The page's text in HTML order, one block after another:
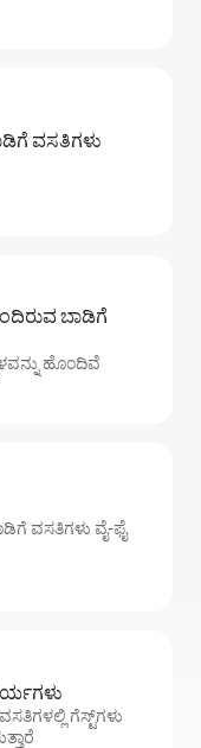
ವಸತಿಗಳು
ಬಾಡಿಗೆ
ಹೊಂದಿವೆ
ವಸತಿಗಳು ವೈ-ಫೈ
ಗೆಸ್ಟ್‌ಗಳು